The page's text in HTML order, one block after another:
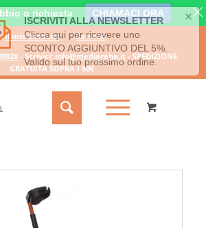
Il mio account
Carrello
- Scrivici: info@mediareha.it- SPEDIZIONE
GRATUITA SOPRA I 50€
o richiesta CHIAMACI ORA